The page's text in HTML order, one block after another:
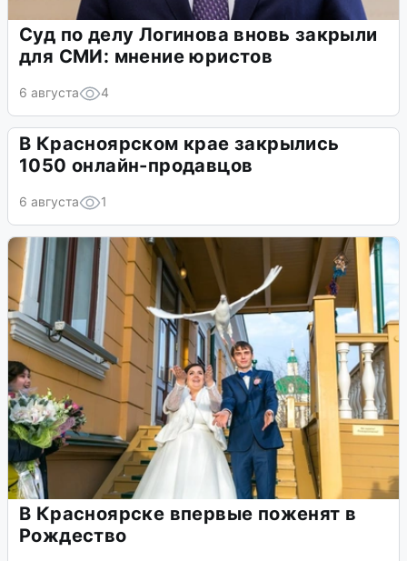
Суд по делу Логинова вновь закрыли
для СМИ: мнение юристов
6 августа 4
В Красноярском крае закрылись
1050 онлайн-продавцов
6 августа 1